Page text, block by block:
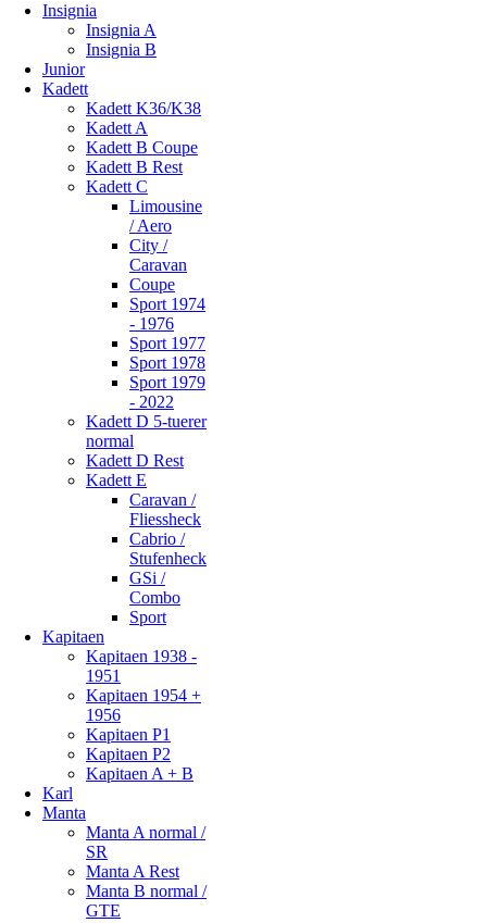
Insignia
Insignia A
Insignia B
Junior
Kadett
Kadett K36/K38
Kadett A
Kadett B Coupe
Kadett B Rest
Kadett C
Limousine
/ Aero
City /
Caravan
Coupe
Sport 1974
- 1976
Sport 1977
Sport 1978
Sport 1979
- 2022
Kadett D 5-tuerer
normal
Kadett D Rest
Kadett E
Caravan /
Fliessheck
Cabrio /
Stufenheck
GSi /
Combo
Sport
Kapitaen
Kapitaen 1938 -
1951
Kapitaen 1954 +
1956
Kapitaen P1
Kapitaen P2
Kapitaen A + B
Karl
Manta
Manta A normal /
SR
Manta A Rest
Manta B normal /
GTE